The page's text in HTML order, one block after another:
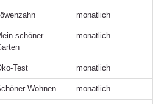
monatlich
schöner
monatlich
Test monatlich
Wohnen monatlich